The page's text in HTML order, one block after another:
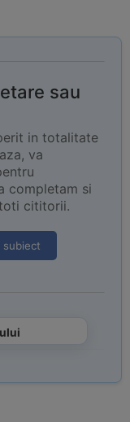
sau
in totalitate
va
completam si
cititorii.
subiect